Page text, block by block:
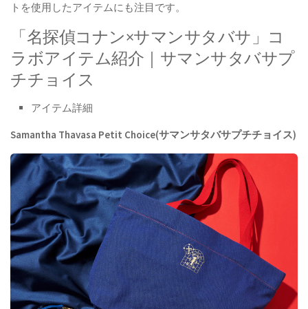
トを使用したアイテムにも注目です。
「名探偵コナン×サマンサタバサ」コ
ラボアイテム紹介｜サマンサタバサプ
チチョイス
アイテム詳細
Samantha Thavasa Petit Choice(サマンサタバサプチチョイス)